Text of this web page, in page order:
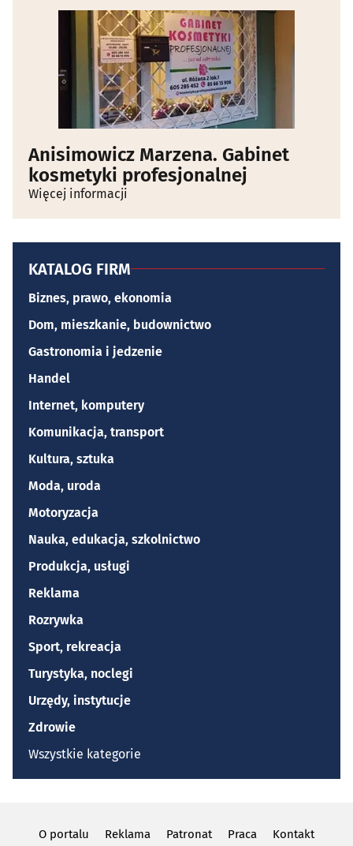
Anisimowicz Marzena. Gabinet
kosmetyki profesjonalnej
Więcej informacji
KATALOG FIRM
Biznes, prawo, ekonomia
Dom, mieszkanie, budownictwo
Gastronomia i jedzenie
Handel
Internet, komputery
Komunikacja, transport
Kultura, sztuka
Moda, uroda
Motoryzacja
Nauka, edukacja, szkolnictwo
Produkcja, usługi
Reklama
Rozrywka
Sport, rekreacja
Turystyka, noclegi
Urzędy, instytucje
Zdrowie
Wszystkie kategorie
O portalu Reklama Patronat Praca Kontakt